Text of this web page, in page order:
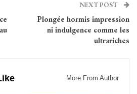
NEXT POST
Plongée hormis impression
ni indulgence comme les
ultrariches
More From Author